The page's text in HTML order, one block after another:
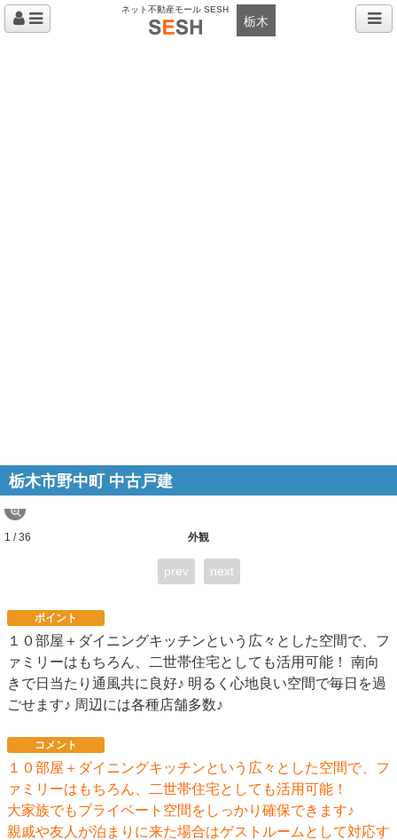
ネット不動産モール SESH
栃木
栃木市野中町 中古戸建
外観
1 / 36
prev next
ポイント
１０部屋＋ダイニングキッチンという広々とした空間で、フ
ァミリーはもちろん、二世帯住宅としても活用可能！ 南向
きで日当たり通風共に良好♪ 明るく心地良い空間で毎日を過
ごせます♪ 周辺には各種店舗多数♪
コメント
１０部屋＋ダイニングキッチンという広々とした空間で、フ
ァミリーはもちろん、二世帯住宅としても活用可能！
大家族でもプライベート空間をしっかり確保できます♪
親戚や友人が泊まりに来た場合はゲストルームとして対応す